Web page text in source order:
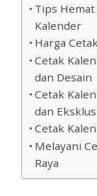
Tips
Kalender
Harga
Cetak
dan Desain
Cetak
dan
Cetak
Melayani
Raya